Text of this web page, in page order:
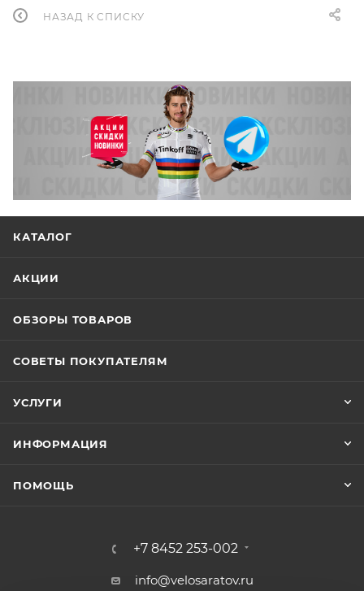
НАЗАД К СПИСКУ
КАТАЛОГ
АКЦИИ
ОБЗОРЫ ТОВАРОВ
СОВЕТЫ ПОКУПАТЕЛЯМ
УСЛУГИ
ИНФОРМАЦИЯ
ПОМОЩЬ
+7 8452 253-002
info@velosaratov.ru